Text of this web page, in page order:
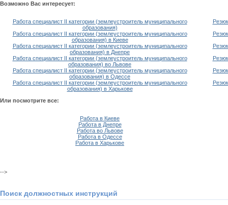
Возможно Вас интересует:
Работа специалист II категории (землеустроитель муниципального
образования)
Работа специалист II категории (землеустроитель муниципального
образования) в Киеве
Работа специалист II категории (землеустроитель муниципального
образования) в Днепре
Работа специалист II категории (землеустроитель муниципального
образования) во Львове
Работа специалист II категории (землеустроитель муниципального
образования) в Одессе
Работа специалист II категории (землеустроитель муниципального
образования) в Харькове
Или посмотрите все:
Работа в Киеве
Работа в Днепре
Работа во Львове
Работа в Одессе
Работа в Харькове
-->
Поиск должностных инструкций